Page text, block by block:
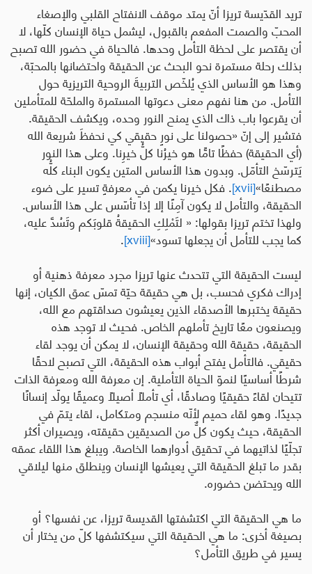
تريد القدّيسة تريزا أنّ يمتد موقف الانفتاح القلبي والإصغاء
المحبّ والصمت المفعم بالقبول، ليشمل حياة الإنسان كلّها، لا
أن يقتصر على لحظة التأمل وحدها. فالحياة في حضور الله تصبح
بذلك رحلة مستمرة نحو البحث عن الحقيقة واحتضانها بالمحبّة،
وهذا هو الأساس الذي يُلخّص التربيةَ الروحية التريزية حول
التأمل. من هنا نفهم معنى دعوتها المستمرة والملحّة للمتأملين
أن يقرعوا باب ذاك الذي يمنح النور وحده، ويكشف الحقيقة.
فتشير إلى إنّ «حصولنا على نورٍ حقيقي كي نحفظَ شريعة الله
(أي الحقيقة)حفظًا تامًّا هو خيرُنا كلُّ خيرِنا. وعلى هذا النور
يَترسّخ التأمّل. وبدون هذا الأساس المتين يكون البناء كلُّه
مصطنعًا»[xvii] . فكل خيرنا يكمن في معرفةٍ تسير على ضوء
الحقيقة، والتأمل لا يكون آمِنًا إلا إذا تأسّس على هذا الأساس.
ولهذا تختم تريزا بقولها: « لتَمْلِكِ الحقيقةُ قلوبَكم وتَسُدَّ عليه،
كما يجب للتأمل أن يجعلها تسود»[xviii]
.
ليست الحقيقة التي تتحدث عنها تريزا مجرد معرفة ذهنية أو
إدراك فكري فحسب، بل هي حقيقة حيّة تمسّ عمق الكيان، إنها
حقيقة يختبرها الأصدقاء الذين يعيشون صداقتهم مع الله،
ويصنعون معًا تاريخ تأملهم الخاص.فحيث لا توجد هذه
الحقيقة،حقيقة الله وحقيقة الإنسان، لا يمكن أن يوجد لقاء
حقيقي. فالتأمل يفتح أبواب هذه الحقيقة، التي تصبح لاحقًا
شرطًا أساسيًا لنموّ الحياة التأملية. إن معرفة الله ومعرفة الذات
تتيحان لقاءً حقيقيًا وصادقًا، أي تأملًا أصيلاً وعميقًا يولّد إنسانًا
جديدًا. وهو لقاء حميم لأنّه منسجم ومتكامل، لقاء يتمّ في
الحقيقة، حيث يكون كلٌّ من الصديقين حقيقته، ويصيران أكثر
تجلّيًا لذاتيهما في تحقيق أدوارهما الخاصة. ويبلغ هذا اللقاء عمقه
بقدر ما تبلغ الحقيقة التي يعيشها الإنسان وينطلق منها ليلاقي
الله ويحتضن حضوره.
ما هي الحقيقة التي اكتشفتها القديسة تريزا، عن نفسها؟ أو
بصيغة أخرى: ما هي الحقيقة التي سيكتشفها كلّ من يختار أن
يسير في طريق التأمل؟